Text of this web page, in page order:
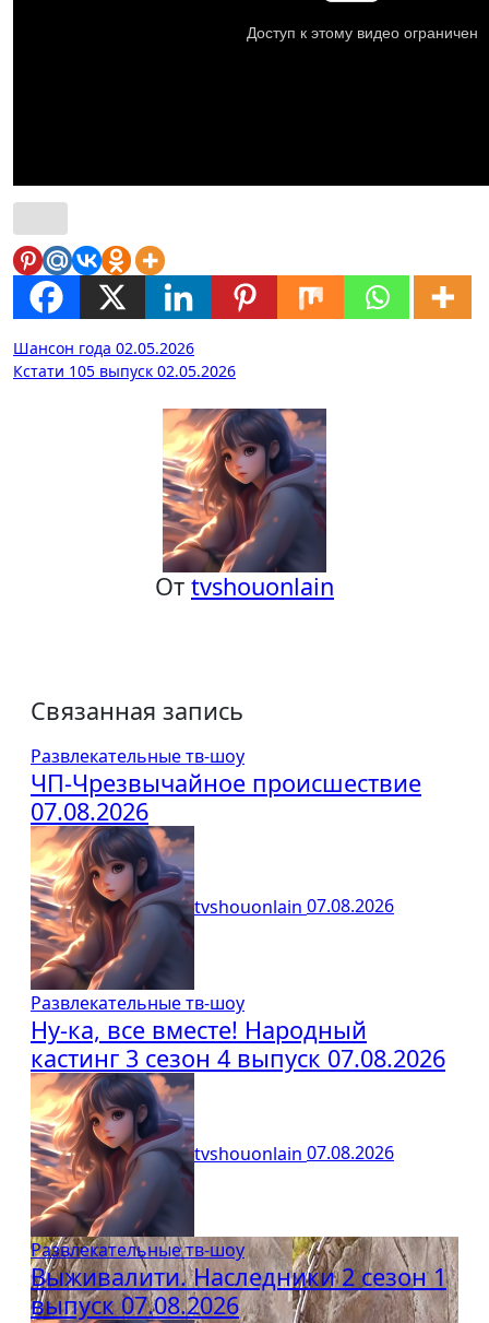
Навигация
по
Шансон года 02.05.2026
Кстати 105 выпуск 02.05.2026
От tvshouonlain
Связанная запись
Развлекательные тв-шоу
ЧП-Чрезвычайное происшествие
07.08.2026
tvshouonlain 07.08.2026
Развлекательные тв-шоу
Ну-ка, все вместе! Народный
кастинг 3 сезон 4 выпуск 07.08.2026
tvshouonlain 07.08.2026
Развлекательные тв-шоу
Выживалити. Наследники 2 сезон 1
выпуск 07.08.2026